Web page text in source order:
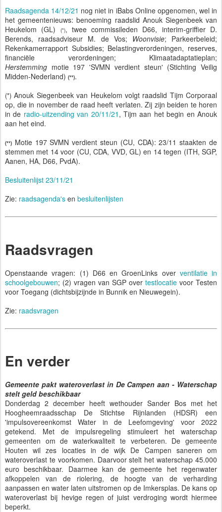
Raadsagenda 14/12/21 nog niet in iBabs Online opgenomen, wel in
het gemeentenieuws: benoeming raadslid Anouk Siegenbeek van
Heukelom (GL)
(*), twee commissileden D66, interim-griffier D.
Berends, raadsadviseur M. de Vos; Woonvisie; Parkeerbeleid;
Rekenkamerrapport Subsidies; Belastingverordeningen, reserves,
financiële verordeningen; Klimaatadaptatieplan;
Herstemming motie 197 'SVMN verdient steun' (Stichting Veilig
Midden-Nederland) (**).
(*)Anouk Siegenbeek van Heukelom volgt raadslid Tijm Corporaal
op, die in november de raad heeft verlaten. Zij zijn beiden te horen
in de radio-uitzending van 20/11/21 , Tijm aan het begin en Anouk
aan het eind.
(**) Motie 197 SVMN verdient steun (CU, CDA): 23/11 staakten de
stemmen met 14 voor (CU, CDA, VVD, GL) en 14 tegen (ITH, SGP,
Aanen, HA, D66, PvdA).
Besluitenlijst 23/11/21
Zie: raadsagenda's en besluitenlijsten
Raadsvragen
Openstaande vragen: (1) D66 en GroenLinks over ventilatie in
schoolgebouwen; (2) vragen van SGP over testlocatie voor Testen
voor Toegang (dichtsbijzijnde in Bunnik en Nieuwegein).
Zie: raadsvragen
En verder
Gemeente pakt wateroverlast in De Campen aan - Waterschap
stelt geld beschikbaar
Donderdag 2 december heeft wethouder Sander Bos met het
Hoogheemraadsschap De Stichtse Rijnlanden (HDSR) een
'impulsovereenkomst Water in de Leefomgeving' voor 2022
getekend. Met de impulsregeling stimuleert het waterschap
gemeenten om de waterkwaliteit te verbeteren. De gemeente
Houten wil zes locaties in de wijk De Campen saneren om
wateroverlast te voorkomen. Daarvoor stelt het waterschap 45.000
euro beschikbaar. Daarmee kan de gemeente het regenwater
afkoppelen van de riolering, de hoogte van de verharding
aanpassen en water laten uitstromen op de Imkersplas. De kans op
wateroverlast bij hevige regen of juist verdroging wordt hiermee
beperkt.